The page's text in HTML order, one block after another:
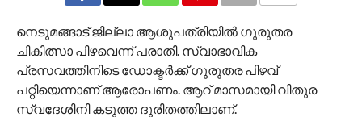
നെടുമങ്ങാട് ജില്ലാ ആശുപത്രിയില്‍ ഗുരുതര
ചികിത്സാ പിഴവെന്ന് പരാതി. സ്വാഭാവിക
പ്രസവത്തിനിടെ ഡോക്ടര്‍ക്ക് ഗുരുതര പിഴവ്
പറ്റിയെന്നാണ് ആരോപണം. ആറ് മാസമായി വിതുര
സ്വദേശിനി കടുത്ത ദുരിതത്തിലാണ്.